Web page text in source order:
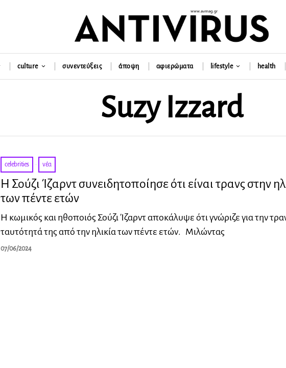
culture συνεντεύξεις άποψη αφιερώματα lifestyle health
Suzy Izzard
celebrities · νέα
Η Σούζι Ίζαρντ συνειδητοποίησε ότι είναι τρανς στην
των πέντε ετών
Η κωμικός και ηθοποιός Σούζι Ίζαρντ αποκάλυψε ότι γνώριζε για την
ταυτότητά της από την ηλικία των πέντε ετών. Μιλώντας
07/06/2024